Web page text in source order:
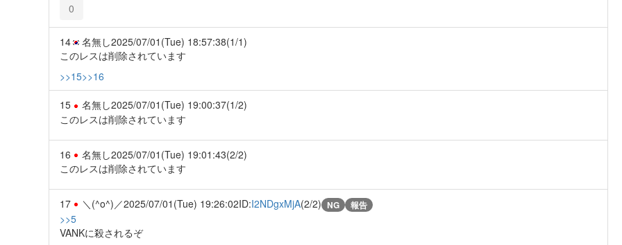
0
14 名無し2025/07/01(Tue) 18:57:38(1/1)
このレスは削除されています
>>15>>16
15 名無し2025/07/01(Tue) 19:00:37(1/2)
このレスは削除されています
16 名無し2025/07/01(Tue) 19:01:43(2/2)
このレスは削除されています
17 ＼(^o^)／2025/07/01(Tue) 19:26:02ID:I2NDgxMjA(2/2) NG 報告
>>5
VANKに殺されるぞ